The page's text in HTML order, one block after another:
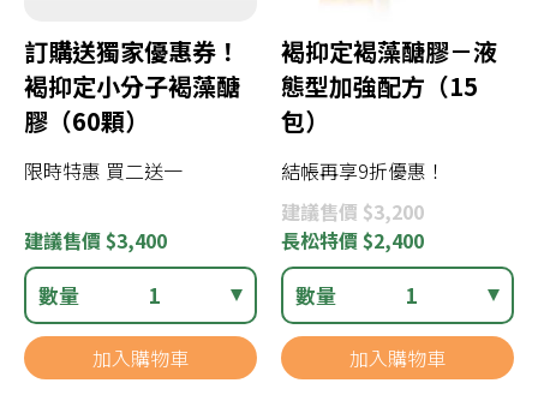
訂購送獨家優惠券！
褐抑定小分子褐藻醣
膠（60顆）
限時特惠 買二送一
建議售價 $3,400
數量 1
加入購物車
褐抑定褐藻醣膠－液
態型加強配方（15
包）
結帳再享9折優惠！
建議售價 $3,200
長松特價 $2,400
數量 1
加入購物車